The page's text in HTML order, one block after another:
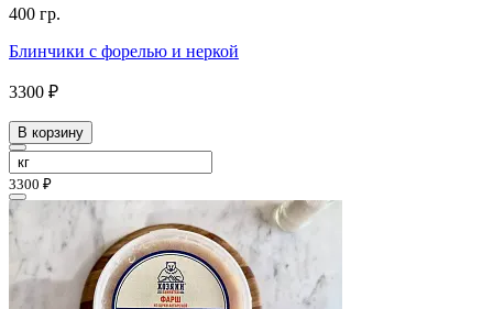
400 гр.
Блинчики с форелью и неркой
3300 ₽
В корзину
3300 ₽